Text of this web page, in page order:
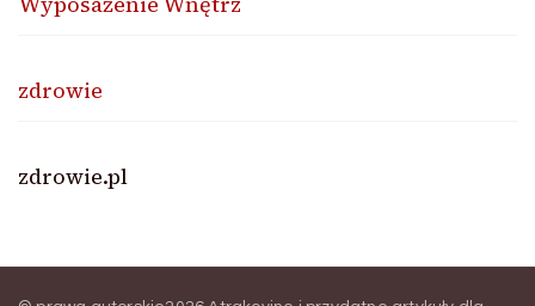
zdrowie
zdrowie.pl